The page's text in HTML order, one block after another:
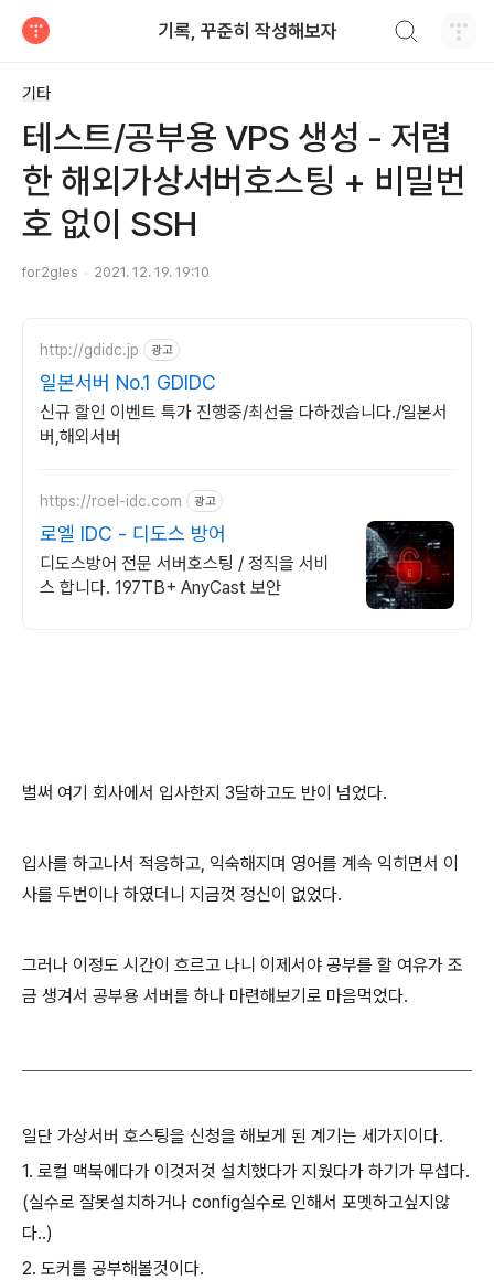
기록, 꾸준히 작성해보자
기타
테스트/공부용 VPS 생성 - 저렴
한 해외가상서버호스팅 + 비밀번
호 없이 SSH
for2gles 2021. 12. 19. 19:10
http://gdidc.jp 광고
일본서버 No.1 GDIDC
신규 할인 이벤트 특가 진행중/최선을 다하겠습니다./일본서
버,해외서버
https://roel-idc.com 광고
로엘 IDC - 디도스 방어
디도스방어 전문 서버호스팅 / 정직을 서비
스 합니다. 197TB+ AnyCast 보안
벌써 여기 회사에서 입사한지 3달하고도 반이 넘었다.
입사를 하고나서 적응하고, 익숙해지며 영어를 계속 익히면서 이
사를 두번이나 하였더니 지금껏 정신이 없었다.
그러나 이정도 시간이 흐르고 나니 이제서야 공부를 할 여유가 조
금 생겨서 공부용 서버를 하나 마련해보기로 마음먹었다.
일단 가상서버 호스팅을 신청을 해보게 된 계기는 세가지이다.
1. 로컬 맥북에다가 이것저것 설치했다가 지웠다가 하기가 무섭다.
(실수로 잘못설치하거나 config실수로 인해서 포멧하고싶지않
다..)
2. 도커를 공부해볼것이다.